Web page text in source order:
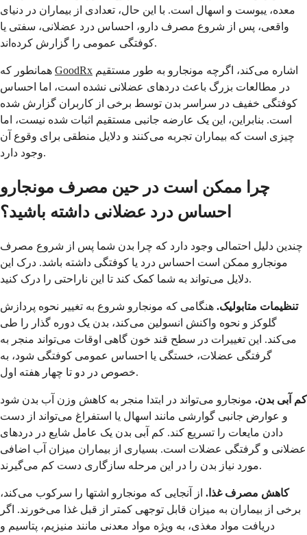
معده، یبوست و اسهال است. با این حال، تعدادی از بیماران در دنیای
واقعی، پس از شروع مصرف دارو، احساس درد عضلانی، سفتی یا
کوفتگی عمومی را گزارش کرده‌اند.
GoodRx
در مطالعات بزرگ باعث دردهای عضلانی نشده است، اما احساس
کوفتگی خفیف در سراسر بدن توسط برخی از کاربران گزارش شده
است. بنابراین، این یک عارضه جانبی مستقیم اثبات شده نیست، اما
چیزی است که بیماران تجربه می‌کنند و دلایل منطقی برای وقوع آن
وجود دارد.
چرا ممکن است در حین مصرف مونجارو
احساس درد عضلانی داشته باشید؟
چندین دلیل احتمالی وجود دارد که چرا بدن شما پس از شروع مصرف
مونجارو ممکن است احساس درد یا کوفتگی داشته باشد. درک این
دلایل می‌تواند به شما کمک کند تا این ناراحتی را درک کنید.
تنظیمات متابولیک. هنگامی که مونجارو شروع به تغییر نحوه پردازش
گلوکز و نحوه واکنش انسولین می‌کند، بدن یک دوره گذار را طی
می‌کند. این تغییرات در سطح قند خون گاهی اوقات می‌تواند منجر به
گرفتگی عضلات، خستگی یا احساس عمومی کوفتگی شود، به
خصوص در دو تا چهار هفته اول.
کم آبی بدن. مونجارو می‌تواند در ابتدا منجر به کاهش وزن آب بدن شود
و عوارض جانبی گوارشی مانند اسهال یا استفراغ می‌تواند از دست
دادن مایعات را تسریع کند. کم آبی بدن یک عامل شایع در دردهای
عضلانی و گرفتگی عضلات است. بسیاری از بیماران میزان آب اضافی
مورد نیاز بدن را در این مرحله سازگاری دست کم می‌گیرند.
کاهش مصرف غذا. از آنجایی که مونجارو اشتها را سرکوب می‌کند،
برخی از بیماران به میزان قابل توجهی کمتر از قبل غذا می‌خورند. اگر
دریافت مواد مغذی، به ویژه مواد معدنی مانند منیزیم، پتاسیم و